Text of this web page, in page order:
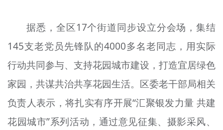
据悉，全区17个街道同步设立分会场，集结
145支老党员先锋队的4000多名老同志，用实际
行动共同参与、支持花园城市建设，打造宜居绿色
家园，共谋共治共享花园生活。区委老干部局相关
负责人表示，将扎实有序开展“汇聚银发力量 共建
花园城市”系列活动，通过意见征集、摄影采风、